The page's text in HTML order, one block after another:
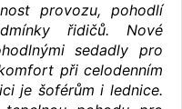
provozu, pohodlí
řidičů. Nové
sedadly pro
při celodenním
je šoférům i lednice.